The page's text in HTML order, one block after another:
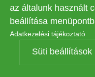
Az RSM
közösen
az általunk használt
beállítása
Adatkezelési tájékoztató
Süti beállítások